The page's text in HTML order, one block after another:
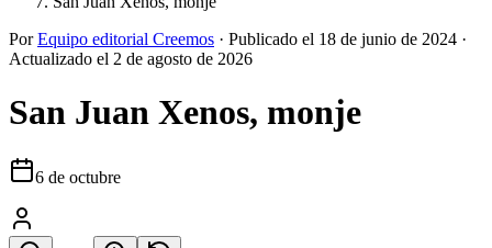
Por Equipo editorial Creemos · Publicado el 18 de junio de 2024 ·
Actualizado el 2 de agosto de 2026
San Juan Xenos, monje
6 de octubre